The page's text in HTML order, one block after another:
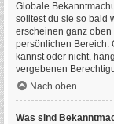
Globale
solltest du sie so bald
erscheinen ganz
persönlichen Bereich.
kannst oder nicht,
vergebenen
Nach oben
Was sind